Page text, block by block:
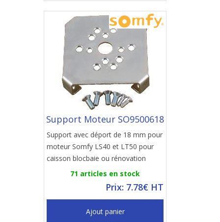
Support Moteur SO9500618
Support avec déport de 18 mm pour
moteur Somfy LS40 et LT50 pour
caisson blocbaie ou rénovation
71 articles en stock
Prix: 7.78€ HT
Ajout panier